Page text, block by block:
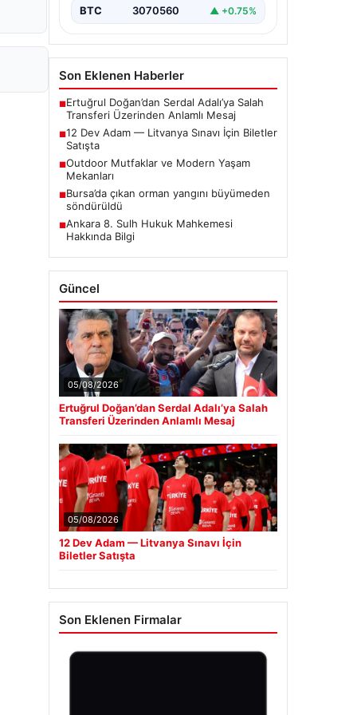
Son Eklenen Haberler
Ertuğrul Doğan’dan Serdal Adalı’ya Salah
Transferi Üzerinden Anlamlı Mesaj
12 Dev Adam — Litvanya Sınavı İçin Biletler
Satışta
Outdoor Mutfaklar ve Modern Yaşam
Mekanları
Bursa’da çıkan orman yangını büyümeden
söndürüldü
Ankara 8. Sulh Hukuk Mahkemesi
Güncel
05/08/2026
Ertuğrul Doğan’dan Serdal Adalı’ya Salah
05/08/2026
12 Dev Adam — Litvanya Sınavı İçin
Son Eklenen Firmalar